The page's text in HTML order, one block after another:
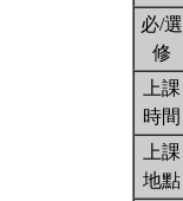
必/選
修
上課
時間
上課
地點